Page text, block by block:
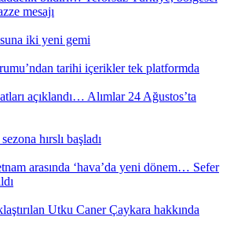
mesajı
iki yeni gemi
tarihi içerikler tek platformda
açıklandı… Alımlar 24 Ağustos’ta
hırslı başladı
arasında ‘hava’da yeni dönem… Sefer
Utku Caner Çaykara hakkında